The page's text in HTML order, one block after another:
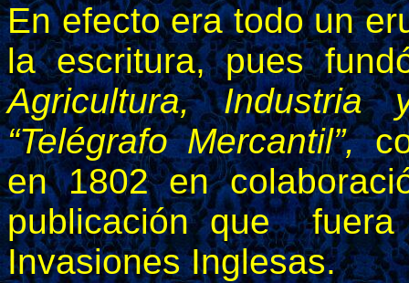
En efecto era todo un
la escritura, pues
Agricultura, Industria
“Telégrafo Mercantil”,
en 1802 en
publicación que
Invasiones Inglesas.